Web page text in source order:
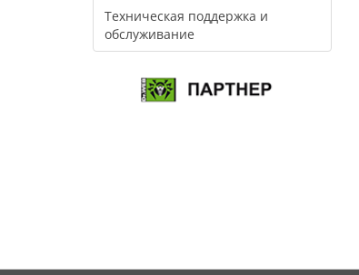
Техническая поддержка и
обслуживание